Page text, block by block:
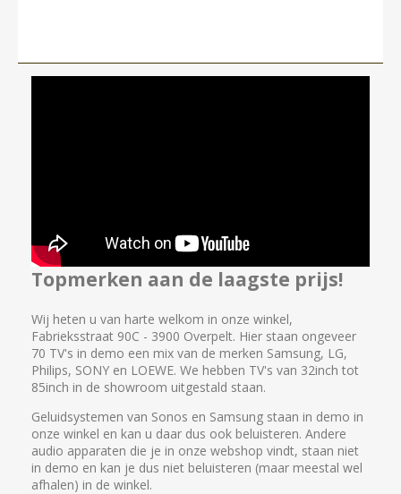
Topmerken aan de laagste prijs!
Wij heten u van harte welkom in onze winkel,
Fabrieksstraat 90C - 3900 Overpelt. Hier staan ongeveer
70 TV's in demo een mix van de merken Samsung, LG,
Philips, SONY en LOEWE. We hebben TV's van 32inch tot
85inch in de showroom uitgestald staan.
Geluidsystemen van Sonos en Samsung staan in demo in
onze winkel en kan u daar dus ook beluisteren. Andere
audio apparaten die je in onze webshop vindt, staan niet
in demo en kan je dus niet beluisteren (maar meestal wel
afhalen) in de winkel.